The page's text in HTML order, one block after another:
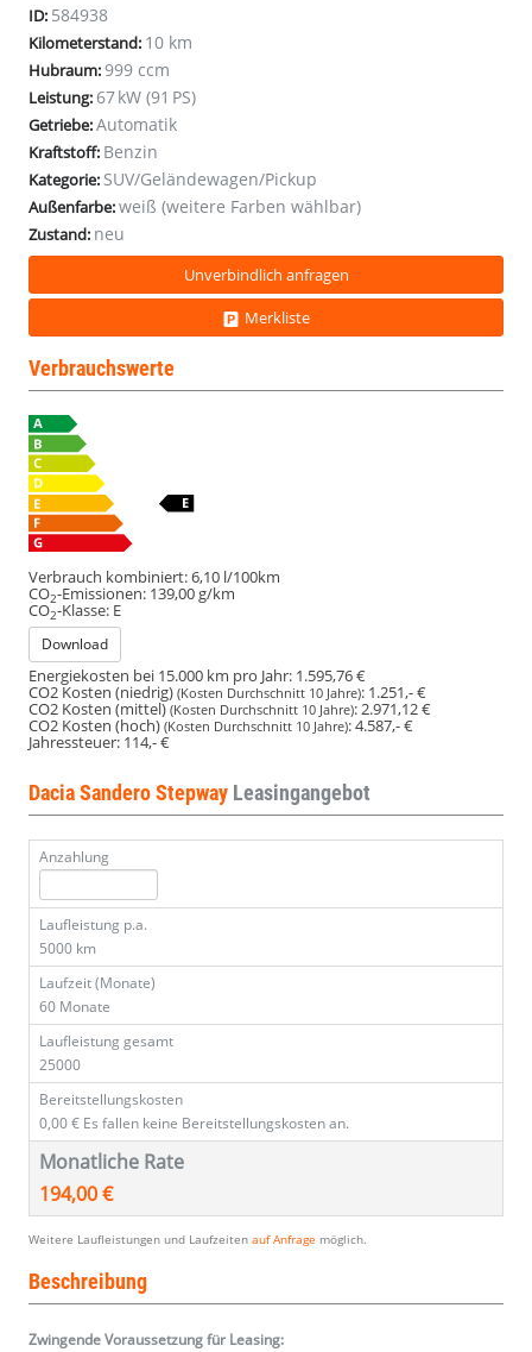
ID: 584938
Kilometerstand: 10 km
Hubraum:999 ccm
Leistung:67 kW (91 PS)
Getriebe:Automatik
Kraftstoff: Benzin
Kategorie: SUV/Geländewagen/Pickup
Außenfarbe:weiß (weitere Farben wählbar)
Zustand: neu
Unverbindlich anfragen
Merkliste
Verbrauchswerte
Verbrauch kombiniert:6,10 l/100km
CO2-Emissionen: 139,00 g/km
CO2-Klasse: E
Download
Energiekosten bei 15.000 km pro Jahr: 1.595,76 €
CO2 Kosten (niedrig) (Kosten Durchschnitt 10 Jahre): 1.251,- €
CO2 Kosten (mittel)(Kosten Durchschnitt 10 Jahre):2.971,12 €
CO2 Kosten (hoch) (Kosten Durchschnitt 10 Jahre):4.587,- €
Jahressteuer: 114,- €
Dacia Sandero Stepway Leasingangebot
Anzahlung
Laufleistung p.a.
5000 km
Laufzeit (Monate)
60 Monate
Laufleistung gesamt
25000
Bereitstellungskosten
0,00 € Es fallen keine Bereitstellungskosten an.
Monatliche Rate
194,00 €
Weitere Laufleistungen und Laufzeiten auf Anfrage möglich.
Beschreibung
Zwingende Voraussetzung für Leasing: